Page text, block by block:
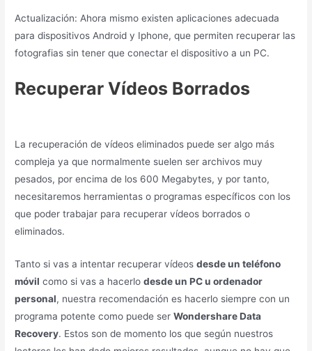
Actualización: Ahora mismo existen aplicaciones adecuada
para dispositivos Android y Iphone, que permiten recuperar las
fotografias sin tener que conectar el dispositivo a un PC.
Recuperar Vídeos Borrados
La recuperación de vídeos eliminados puede ser algo más
compleja ya que normalmente suelen ser archivos muy
pesados, por encima de los 600 Megabytes, y por tanto,
necesitaremos herramientas o programas específicos con los
que poder trabajar para recuperar vídeos borrados o
eliminados.
Tanto si vas a intentar recuperar vídeosdesde un teléfono
móvil como si vas a hacerlodesde un PC u ordenador
personal, nuestra recomendación es hacerlo siempre con un
programa potente como puede serWondershare Data
Recovery. Estos son de momento los que según nuestros